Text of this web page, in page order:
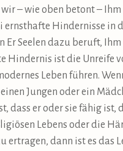
wir – wie oben betont – Ihm
ernsthafte Hindernisse in
Er Seelen dazu beruft,
Hindernis ist die Unreife
Leben führen.
Jungen oder ein
dass er oder sie fähig ist,
Lebens oder die
ertragen, dann ist es das